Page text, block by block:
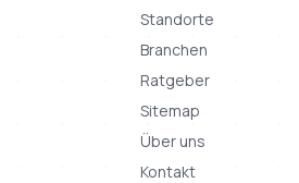
Standorte
Branchen
Ratgeber
Sitemap
Über uns
Kontakt